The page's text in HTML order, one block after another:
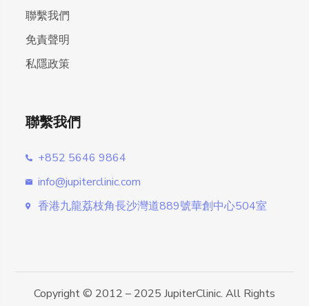
聯繫我們
免責聲明
私隱政策
聯繫我們
+852 5646 9864
info@jupiterclinic.com
香港九龍荔枝角長沙灣道889號華創中心504室
Copyright © 2012 – 2025 JupiterClinic. All Rights